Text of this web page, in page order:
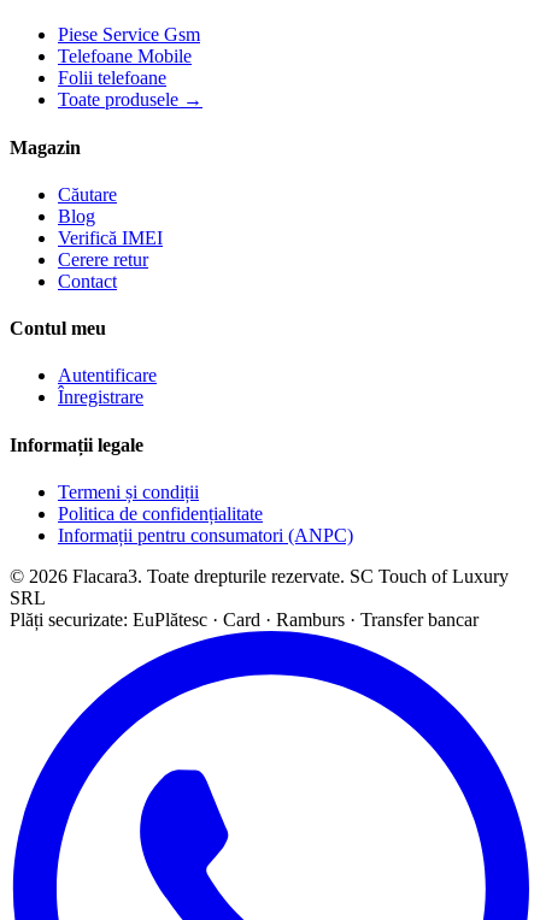
Piese Service Gsm
Telefoane Mobile
Folii telefoane
Toate produsele →
Magazin
Căutare
Blog
Verifică IMEI
Cerere retur
Contact
Contul meu
Autentificare
Înregistrare
Informații legale
Termeni și condiții
Politica de confidențialitate
Informații pentru consumatori (ANPC)
© 2026 Flacara3. Toate drepturile rezervate. SC Touch of Luxury
SRL
Plăți securizate: EuPlătesc · Card · Ramburs · Transfer bancar